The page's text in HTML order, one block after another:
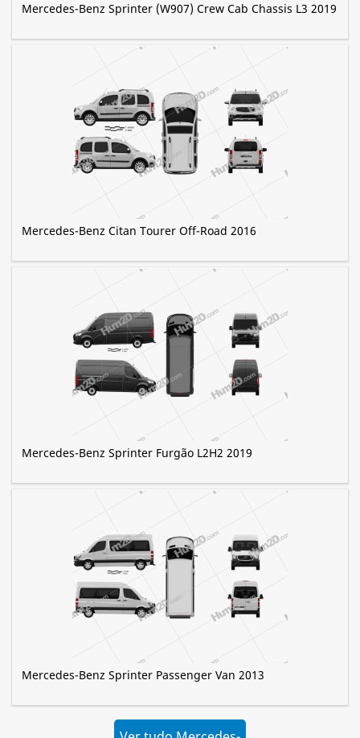
Mercedes-Benz Sprinter (W907) Crew Cab Chassis L3 2019
Mercedes-Benz Citan Tourer Off-Road 2016
Mercedes-Benz Sprinter Furgão L2H2 2019
Mercedes-Benz Sprinter Passenger Van 2013